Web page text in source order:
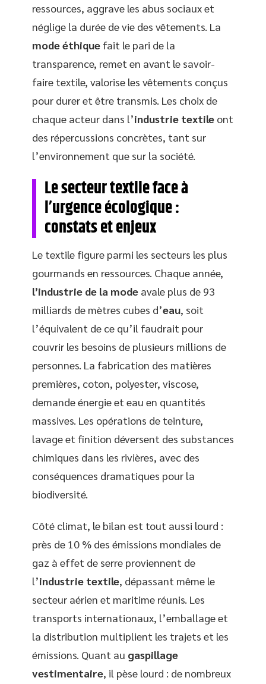
ressources, aggrave les abus sociaux et
néglige la durée de vie des vêtements. La
mode éthique fait le pari de la
transparence, remet en avant le savoir-
faire textile, valorise les vêtements conçus
pour durer et être transmis. Les choix de
chaque acteur dans l’industrie textile ont
des répercussions concrètes, tant sur
l’environnement que sur la société.
Le secteur textile face à
l’urgence écologique :
constats et enjeux
Le textile figure parmi les secteurs les plus
gourmands en ressources. Chaque année,
l’industrie de la mode avale plus de 93
milliards de mètres cubes d’eau, soit
l’équivalent de ce qu’il faudrait pour
couvrir les besoins de plusieurs millions de
personnes. La fabrication des matières
premières, coton, polyester, viscose,
demande énergie et eau en quantités
massives. Les opérations de teinture,
lavage et finition déversent des substances
chimiques dans les rivières, avec des
conséquences dramatiques pour la
biodiversité.
Côté climat, le bilan est tout aussi lourd :
près de 10 % des émissions mondiales de
gaz à effet de serre proviennent de
l’industrie textile, dépassant même le
secteur aérien et maritime réunis. Les
transports internationaux, l’emballage et
la distribution multiplient les trajets et les
émissions. Quant au gaspillage
vestimentaire, il pèse lourd : de nombreux